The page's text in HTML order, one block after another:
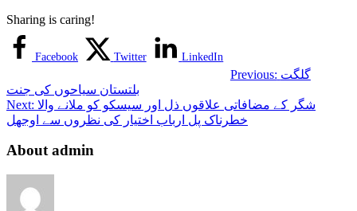
Sharing is caring!
Facebook Twitter LinkedIn
Previous:
بلتستان سیاحوں کی جنت
Next:
خطرناک پل ارباب اختیار کی نظروں سے اوجھل
About admin